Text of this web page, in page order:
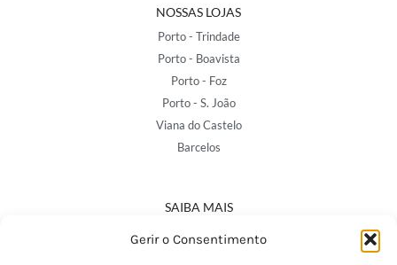
Gerir o Consentimento
NOSSAS LOJAS
Porto - Trindade
Porto - Boavista
Porto - Foz
Porto - S. João
Viana do Castelo
Barcelos
SAIBA MAIS
Política de Privacidade